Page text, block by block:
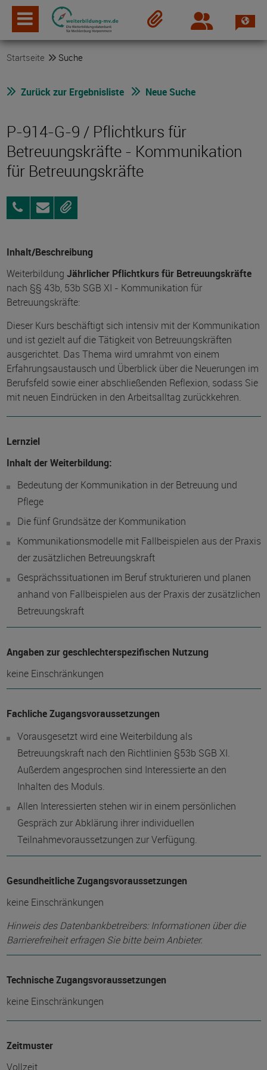
Login
Startseite Suche
Zurück zur Ergebnisliste Neue Suche
P-914-G-9 / Pflichtkurs für
Betreuungskräfte - Kommunikation
für Betreuungskräfte
0381
96903075
AnfragenMerken
Inhalt/Beschreibung
Weiterbildung Jährlicher Pflichtkurs für Betreuungskräfte
nach §§ 43b, 53b SGB XI - Kommunikation für
Betreuungskräfte:
Dieser Kurs beschäftigt sich intensiv mit der Kommunikation
und ist gezielt auf die Tätigkeit von Betreuungskräften
ausgerichtet. Das Thema wird umrahmt von einem
Erfahrungsaustausch und Überblick über die Neuerungen im
Berufsfeld sowie einer abschließenden Reflexion, sodass Sie
mit neuen Eindrücken in den Arbeitsalltag zurückkehren.
Lernziel
Inhalt der Weiterbildung:
Bedeutung der Kommunikation in der Betreuung und
Pflege
Die fünf Grundsätze der Kommunikation
Kommunikationsmodelle mit Fallbeispielen aus der Praxis
der zusätzlichen Betreuungskraft
Gesprächssituationen im Beruf strukturieren und planen
anhand von Fallbeispielen aus der Praxis der zusätzlichen
Betreuungskraft
Angaben zur geschlechterspezifischen Nutzung
keine Einschränkungen
Fachliche Zugangsvoraussetzungen
Vorausgesetzt wird eine Weiterbildung als
Betreuungskraft nach den Richtlinien §53b SGB XI.
Außerdem angesprochen sind Interessierte an den
Inhalten des Moduls.
Allen Interessierten stehen wir in einem persönlichen
Gespräch zur Abklärung ihrer individuellen
Teilnahmevoraussetzungen zur Verfügung.
Gesundheitliche Zugangsvoraussetzungen
keine Einschränkungen
Hinweis des Datenbankbetreibers: Informationen über die
Barrierefreiheit erfragen Sie bitte beim Anbieter.
Technische Zugangsvoraussetzungen
keine Einschränkungen
Zeitmuster
Vollzeit